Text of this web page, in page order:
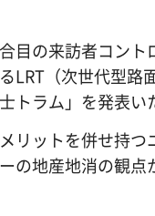
の来訪者コン
LRT（次世代型路
ラム」を発表い
ットを併せ持
の地産地消の観